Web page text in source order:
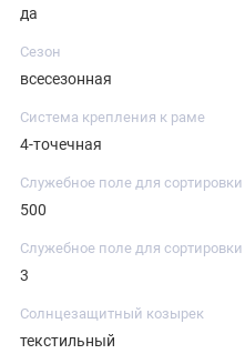
да
Сезон
всесезонная
Система крепления к раме
4-точечная
Служебное поле для
500
Служебное поле для
3
Солнцезащитный козырек
текстильный